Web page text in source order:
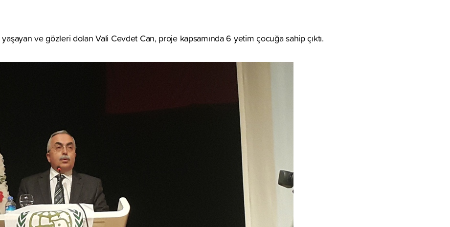
ve gözleri dolan Vali Cevdet Can, proje kapsamında 6 yetim çocuğa sahip çıktı.